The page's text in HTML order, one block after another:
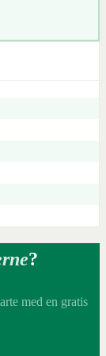
?
med en gratis